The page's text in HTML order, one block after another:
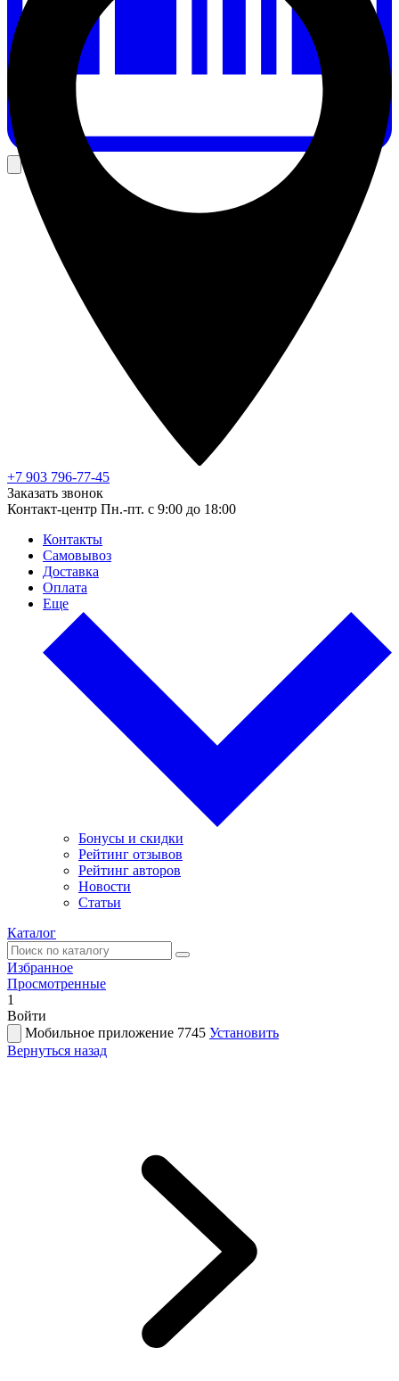
+7 903 796-77-45
Заказать звонок
Контакт-центр Пн.-пт. с 9:00 до 18:00
Контакты
Самовывоз
Доставка
Оплата
Еще
Бонусы и скидки
Рейтинг отзывов
Рейтинг авторов
Новости
Статьи
Каталог
Избранное
Просмотренные
1
Войти
Мобильное приложение 7745 Установить
Вернуться назад